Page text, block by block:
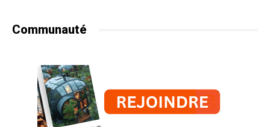
Communauté